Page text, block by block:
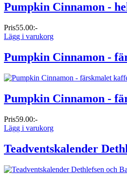
Pumpkin Cinnamon -
Pris55.00:-
Lägg i varukorg
Pumpkin Cinnamon -
Pumpkin Cinnamon -
Pris59.00:-
Lägg i varukorg
Teadventskalender